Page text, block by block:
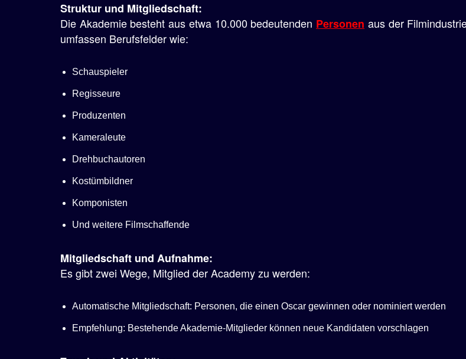
Struktur und Mitgliedschaft:
Die Akademie besteht aus etwa 10.000 bedeutenden Personen aus der
umfassen Berufsfelder wie:
Schauspieler
Regisseure
Produzenten
Kameraleute
Drehbuchautoren
Kostümbildner
Komponisten
Und weitere Filmschaffende
Mitgliedschaft und Aufnahme:
Es gibt zwei Wege, Mitglied der Academy zu werden:
Automatische Mitgliedschaft: Personen, die einen Oscar gewinnen oder nominiert werden
Empfehlung: Bestehende Akademie-Mitglieder können neue Kandidaten vorschlagen